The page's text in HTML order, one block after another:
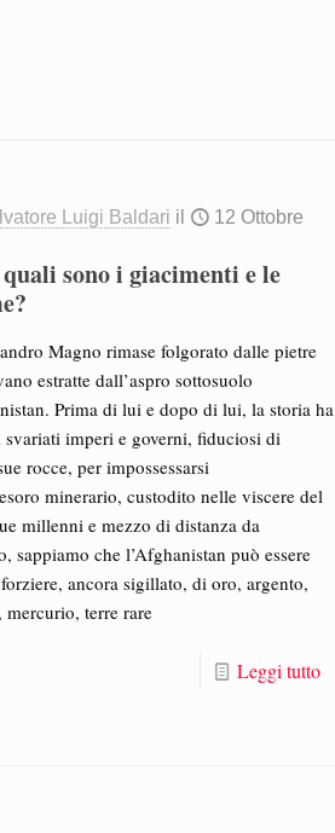
Luigi Baldari il
12 Ottobre
sono i giacimenti e le
Magno rimase folgorato dalle pietre
estratte dall’aspro sottosuolo
Prima di lui e dopo di lui, la storia ha
imperi e governi, fiduciosi di
rocce, per impossessarsi
minerario, custodito nelle viscere del
millenni e mezzo di distanza da
sappiamo che l’Afghanistan può essere
ancora sigillato, di oro, argento,
terre rare
Leggi tutto